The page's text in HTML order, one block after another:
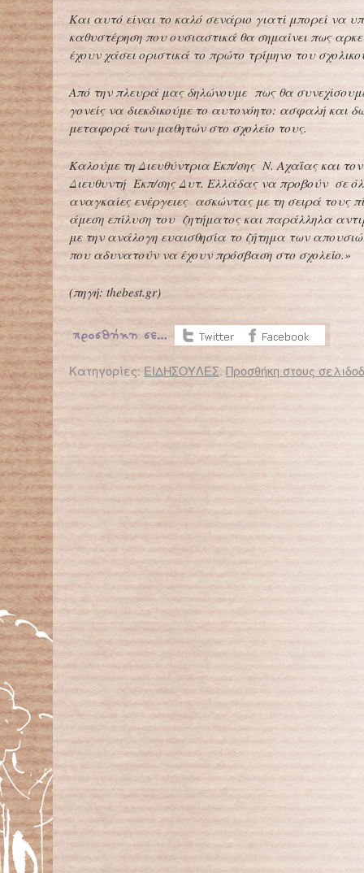
Και αυτό είναι το καλό σενάριο γιατί μπορεί να
καθυστέρηση που ουσιαστικά θα σημαίνει πως
έχουν χάσει οριστικά το πρώτο τρίμηνο του
Από την πλευρά μας δηλώνουμε πως θα
γονείς να διεκδικούμε το αυτονόητο: ασφαλή και
μεταφορά των μαθητών στο σχολείο τους.
Καλούμε τη Διευθύντρια Εκπ/σης Ν. Αχαΐας και
Διευθυντή Εκπ/σης Δυτ. Ελλάδας να προβούν σε
αναγκαίες ενέργειες ασκώντας με τη σειρά τους
άμεση επίλυση του ζητήματος και παράλληλα
με την ανάλογη ευαισθησία το ζήτημα των
που αδυνατούν να έχουν πρόσβαση στο σχολείο.»
(πηγή: thebest.gr)
Κατηγορίες: ΕΙΔΗΣΟΥΛΕΣ. Προσθήκη στους
← Επιστροφή στο %s
Τα καημένα τα παιδιά